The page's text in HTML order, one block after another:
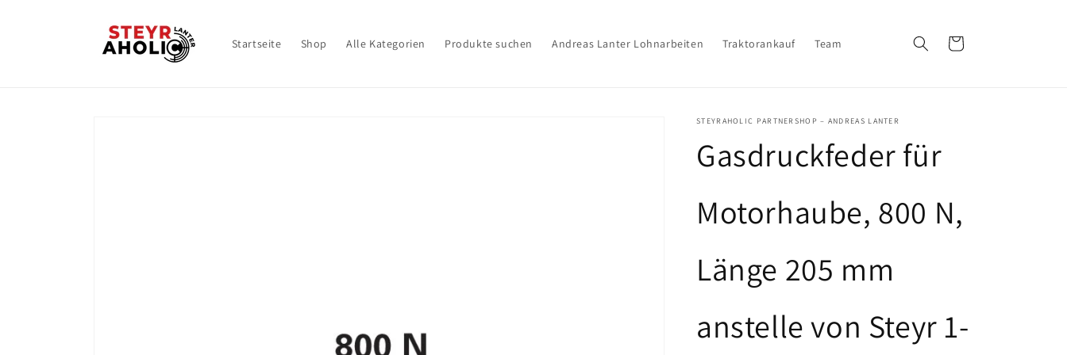
Startseite Shop Alle Kategorien Produkte suchen Andreas Lanter Lohnarbeiten Traktorankauf Team Warenkorb
STEYRAHOLIC PARTNERSHOP – ANDREAS LANTER
Gasdruckfeder für
Motorhaube, 800 N,
Länge 205 mm
anstelle von Steyr 1-